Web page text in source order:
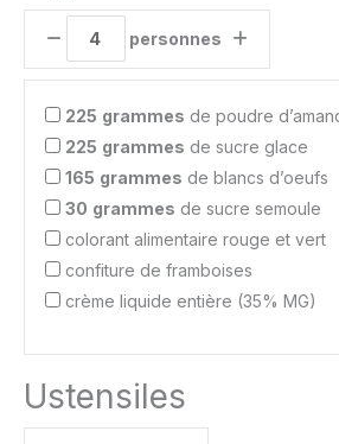
personnes
225 grammes de poudre
225 grammes de sucre glace
165 grammes de blancs d’oeufs
30 grammes de sucre semoule
colorant alimentaire rouge et vert
confiture de framboises
crème liquide entière (35% MG)
Ustensiles